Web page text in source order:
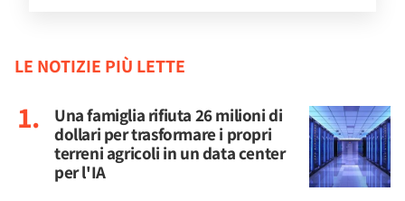
LE NOTIZIE PIÙ LETTE
Una famiglia rifiuta 26 milioni di
dollari per trasformare i propri
terreni agricoli in un data center
per l'IA